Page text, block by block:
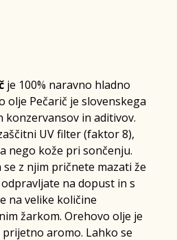
je 100% naravno hladno
olje Pečarič je slovenskega
konzervansov in aditivov.
UV filter (faktor 8),
nego kože pri sončenju.
z njim pričnete mazati že
na dopust in s
na velike količine
žarkom. Orehovo olje je
aromo. Lahko se